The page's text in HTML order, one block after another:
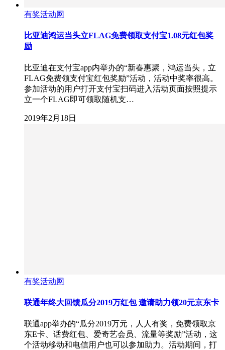
有奖活动网
比亚迪鸿运当头立FLAG免费领取支付宝1.08元红包奖
励
比亚迪在支付宝app内举办的“新春惠聚，鸿运当头，立
FLAG免费领支付宝红包奖励”活动，活动中奖率很高。
参加活动的用户打开支付宝扫码进入活动页面按照提示
立一个FLAG即可领取随机支…
2019年2月18日
有奖活动网
联通年终大回馈瓜分2019万红包 邀请助力领20元京东卡
联通app举办的“瓜分2019万元，人人有奖，免费领取京
东E卡、话费红包、爱奇艺会员、流量等奖励”活动，这
个活动移动和电信用户也可以参加助力。活动期间，打